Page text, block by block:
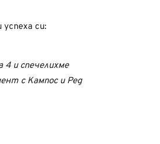
си:
и спечелихме
с Кампос и Ред